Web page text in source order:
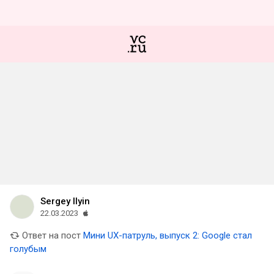
Sergey Ilyin
22.03.2023
Ответ на пост Мини UX-патруль, выпуск 2: Google стал
голубым